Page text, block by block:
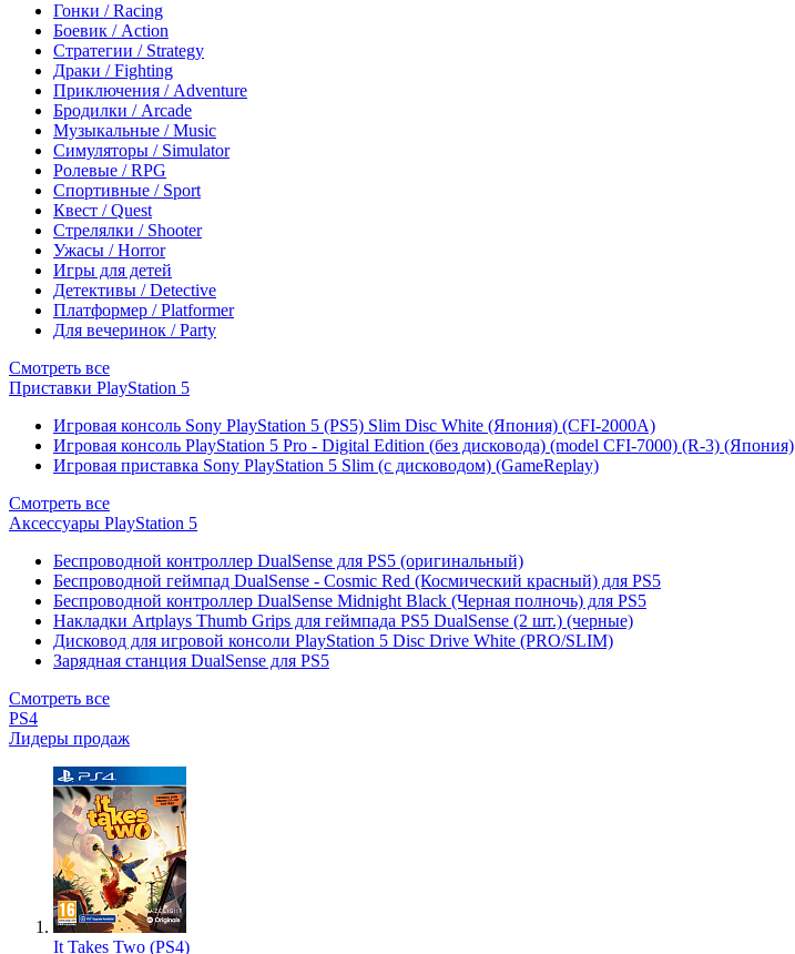
Гонки / Racing
Боевик / Action
Стратегии / Strategy
Драки / Fighting
Приключения / Adventure
Бродилки / Arcade
Музыкальные / Music
Симуляторы / Simulator
Ролевые / RPG
Спортивные / Sport
Квест / Quest
Стрелялки / Shooter
Ужасы / Horror
Игры для детей
Детективы / Detective
Платформер / Platformer
Для вечеринок / Party
Смотреть все
Приставки PlayStation 5
Игровая консоль Sony PlayStation 5 (PS5) Slim Disc White (Япония) (CFI-2000A)
Игровая консоль PlayStation 5 Pro - Digital Edition (без дисковода) (model CFI-7000) (R-3) (Япония)
Игровая приставка Sony PlayStation 5 Slim (с дисководом) (GameReplay)
Смотреть все
Аксессуары PlayStation 5
Беспроводной контроллер DualSense для PS5 (оригинальный)
Беспроводной геймпад DualSense - Cosmic Red (Космический красный) для PS5
Беспроводной контроллер DualSense Midnight Black (Черная полночь) для PS5
Накладки Artplays Thumb Grips для геймпада PS5 DualSense (2 шт.) (черные)
Дисковод для игровой консоли PlayStation 5 Disc Drive White (PRO/SLIM)
Зарядная станция DualSense для PS5
Смотреть все
PS4
Лидеры продаж
It Takes Two (PS4)